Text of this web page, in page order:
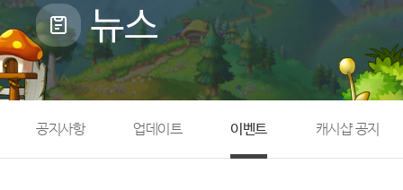
메이플 알림판
with maple
뉴스
공지사항 업데이트 이벤트 캐시샵 공지